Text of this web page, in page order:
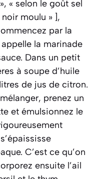
« selon le goût sel
moulu » ],
par la
la marinade
Dans un petit
à soupe d’huile
de jus de citron.
prenez un
et émulsionnez le
C’est ce qu’on
ensuite l’ail